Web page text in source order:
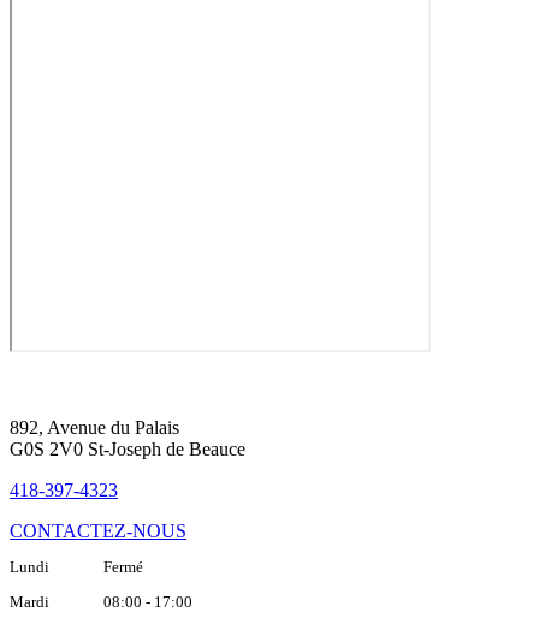
892, Avenue du Palais
G0S 2V0 St-Joseph de Beauce
418-397-4323
CONTACTEZ-NOUS
Lundi Fermé
Mardi 08:00 - 17:00